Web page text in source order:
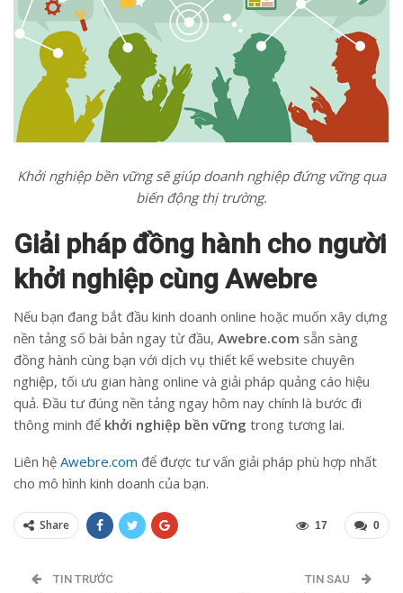
Khởi nghiệp bền vững sẽ giúp doanh nghiệp đứng vững qua
biến động thị trường.
Giải pháp đồng hành cho người
khởi nghiệp cùng Awebre
Nếu bạn đang bắt đầu kinh doanh online hoặc muốn xây dựng
nền tảng số bài bản ngay từ đầu, Awebre.com sẵn sàng
đồng hành cùng bạn với dịch vụ thiết kế website chuyên
nghiệp, tối ưu gian hàng online và giải pháp quảng cáo hiệu
quả. Đầu tư đúng nền tảng ngay hôm nay chính là bước đi
thông minh để khởi nghiệp bền vững trong tương lai.
Liên hệ Awebre.com để được tư vấn giải pháp phù hợp nhất
cho mô hình kinh doanh của bạn.
Share 0
17
TIN TRƯỚC TIN SAU